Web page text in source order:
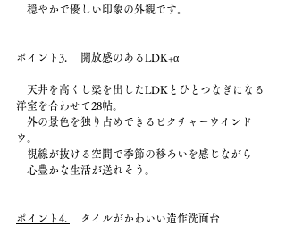
穏やかで優しい印象の外観です。
ポイント3. 開放感のあるLDK+α
天井を高くし梁を出したLDKとひとつなぎになる
洋室を合わせて28帖。
外の景色を独り占めできるピクチャーウインド
ウ。
視線が抜ける空間で季節の移ろいを感じながら
心豊かな生活が送れそう。
ポイント4. タイルがかわいい造作洗面台